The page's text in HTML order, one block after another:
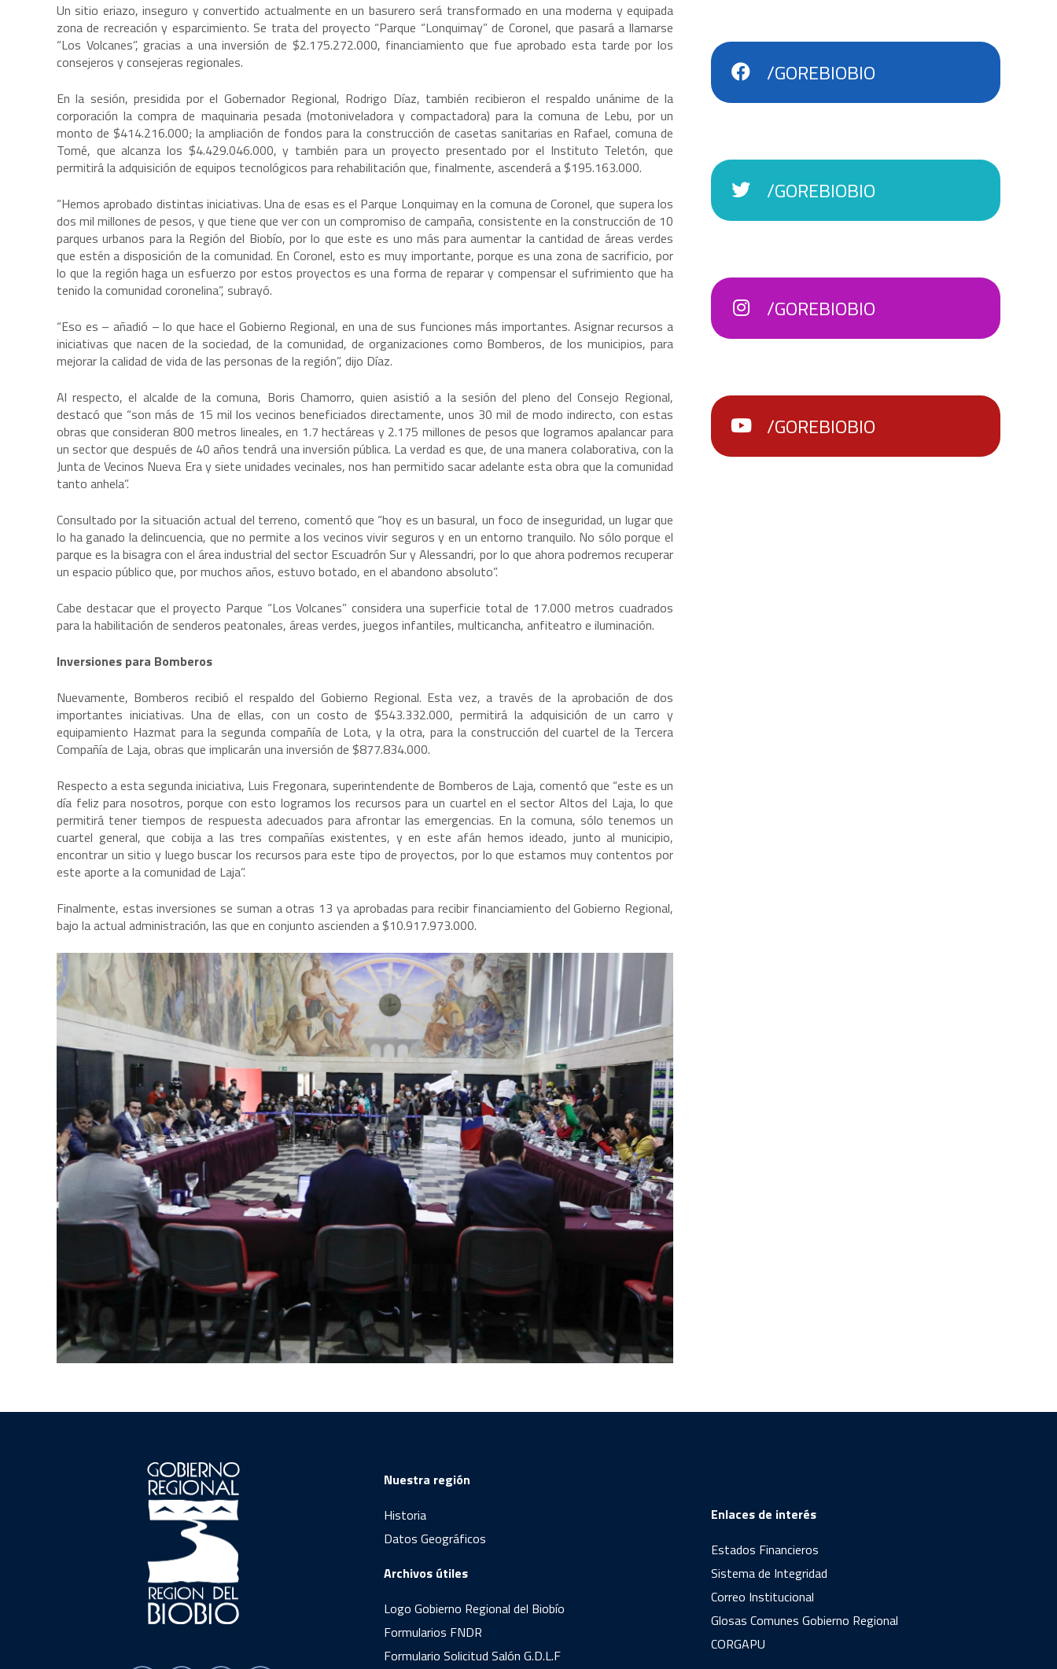
Un sitio eriazo, inseguro y convertido actualmente en un basurero será transformado en una moderna y equipada
zona de recreación y esparcimiento. Se trata del proyecto “Parque “Lonquimay” de Coronel, que pasará a llamarse
“Los Volcanes”, gracias a una inversión de $2.175.272.000, financiamiento que fue aprobado esta tarde por los
consejeros y consejeras regionales.
En la sesión, presidida por el Gobernador Regional, Rodrigo Díaz, también recibieron el respaldo unánime de la
corporación la compra de maquinaria pesada (motoniveladora y compactadora) para la comuna de Lebu, por un
monto de $414.216.000; la ampliación de fondos para la construcción de casetas sanitarias en Rafael, comuna de
Tomé, que alcanza los $4.429.046.000, y también para un proyecto presentado por el Instituto Teletón, que
permitirá la adquisición de equipos tecnológicos para rehabilitación que, finalmente, ascenderá a $195.163.000.
“Hemos aprobado distintas iniciativas. Una de esas es el Parque Lonquimay en la comuna de Coronel, que supera los
dos mil millones de pesos, y que tiene que ver con un compromiso de campaña, consistente en la construcción de 10
parques urbanos para la Región del Biobío, por lo que este es uno más para aumentar la cantidad de áreas verdes
que estén a disposición de la comunidad. En Coronel, esto es muy importante, porque es una zona de sacrificio, por
lo que la región haga un esfuerzo por estos proyectos es una forma de reparar y compensar el sufrimiento que ha
tenido la comunidad coronelina”, subrayó.
“Eso es – añadió – lo que hace el Gobierno Regional, en una de sus funciones más importantes. Asignar recursos a
iniciativas que nacen de la sociedad, de la comunidad, de organizaciones como Bomberos, de los municipios, para
mejorar la calidad de vida de las personas de la región”, dijo Díaz.
Al respecto, el alcalde de la comuna, Boris Chamorro, quien asistió a la sesión del pleno del Consejo Regional,
destacó que “son más de 15 mil los vecinos beneficiados directamente, unos 30 mil de modo indirecto, con estas
obras que consideran 800 metros lineales, en 1.7 hectáreas y 2.175 millones de pesos que logramos apalancar para
un sector que después de 40 años tendrá una inversión pública. La verdad es que, de una manera colaborativa, con la
Junta de Vecinos Nueva Era y siete unidades vecinales, nos han permitido sacar adelante esta obra que la comunidad
tanto anhela”.
Consultado por la situación actual del terreno, comentó que “hoy es un basural, un foco de inseguridad, un lugar que
lo ha ganado la delincuencia, que no permite a los vecinos vivir seguros y en un entorno tranquilo. No sólo porque el
parque es la bisagra con el área industrial del sector Escuadrón Sur y Alessandri, por lo que ahora podremos recuperar
un espacio público que, por muchos años, estuvo botado, en el abandono absoluto”.
Cabe destacar que el proyecto Parque “Los Volcanes” considera una superficie total de 17.000 metros cuadrados
para la habilitación de senderos peatonales, áreas verdes, juegos infantiles, multicancha, anfiteatro e iluminación.
Inversiones para Bomberos
Nuevamente, Bomberos recibió el respaldo del Gobierno Regional. Esta vez, a través de la aprobación de dos
importantes iniciativas. Una de ellas, con un costo de $543.332.000, permitirá la adquisición de un carro y
equipamiento Hazmat para la segunda compañía de Lota, y la otra, para la construcción del cuartel de la Tercera
Compañía de Laja, obras que implicarán una inversión de $877.834.000.
Respecto a esta segunda iniciativa, Luis Fregonara, superintendente de Bomberos de Laja, comentó que “este es un
día feliz para nosotros, porque con esto logramos los recursos para un cuartel en el sector Altos del Laja, lo que
permitirá tener tiempos de respuesta adecuados para afrontar las emergencias. En la comuna, sólo tenemos un
cuartel general, que cobija a las tres compañías existentes, y en este afán hemos ideado, junto al municipio,
encontrar un sitio y luego buscar los recursos para este tipo de proyectos, por lo que estamos muy contentos por
este aporte a la comunidad de Laja”.
Finalmente, estas inversiones se suman a otras 13 ya aprobadas para recibir financiamiento del Gobierno Regional,
bajo la actual administración, las que en conjunto ascienden a $10.917.973.000.
/GOREBIOBIO
/GOREBIOBIO
/GOREBIOBIO
/GOREBIOBIO
Nuestra región
Historia
Datos Geográficos
Archivos útiles
Logo Gobierno Regional del Biobío
Formularios FNDR
Formulario Solicitud Salón G.D.L.F
Enlaces de interés
Estados Financieros
Sistema de Integridad
Correo Institucional
Glosas Comunes Gobierno Regional
CORGAPU